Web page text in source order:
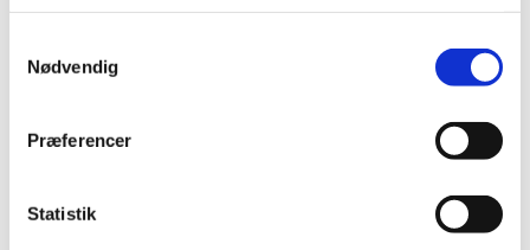
Nødvendig
Præferencer
Statistik